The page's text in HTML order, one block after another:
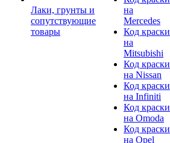
Лаки, грунты и
сопутствующие
товары
на
Mercedes
Код краски
на
Mitsubishi
Код краски
на Nissan
Код краски
на Infiniti
Код краски
на Omoda
Код краски
на Opel